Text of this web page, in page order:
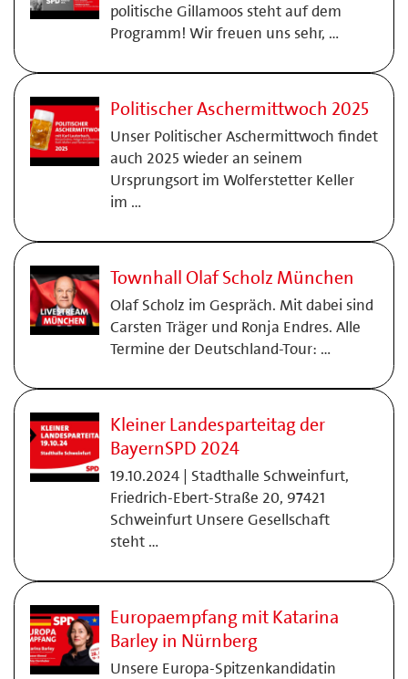
politische Gillamoos steht auf dem
Programm! Wir freuen uns sehr, …
Politischer Aschermittwoch 2025
Unser Politischer Aschermittwoch findet
auch 2025 wieder an seinem
Ursprungsort im Wolferstetter Keller
im …
Townhall Olaf Scholz München
Olaf Scholz im Gespräch. Mit dabei sind
Carsten Träger und Ronja Endres. Alle
Termine der Deutschland-Tour: …
Kleiner Landesparteitag der
BayernSPD 2024
19.10.2024 | Stadthalle Schweinfurt,
Friedrich-Ebert-Straße 20, 97421
Schweinfurt Unsere Gesellschaft
steht …
Europaempfang mit Katarina
Barley in Nürnberg
Unsere Europa-Spitzenkandidatin